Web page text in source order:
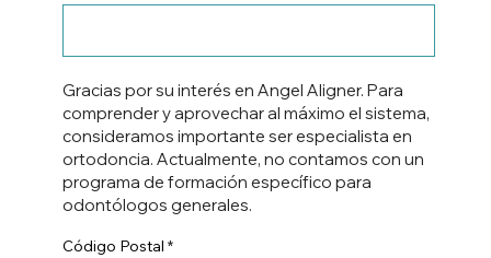
Gracias por su interés en Angel Aligner. Para
comprender y aprovechar al máximo el sistema,
consideramos importante ser especialista en
ortodoncia. Actualmente, no contamos con un
programa de formación específico para
odontólogos generales.
Código Postal